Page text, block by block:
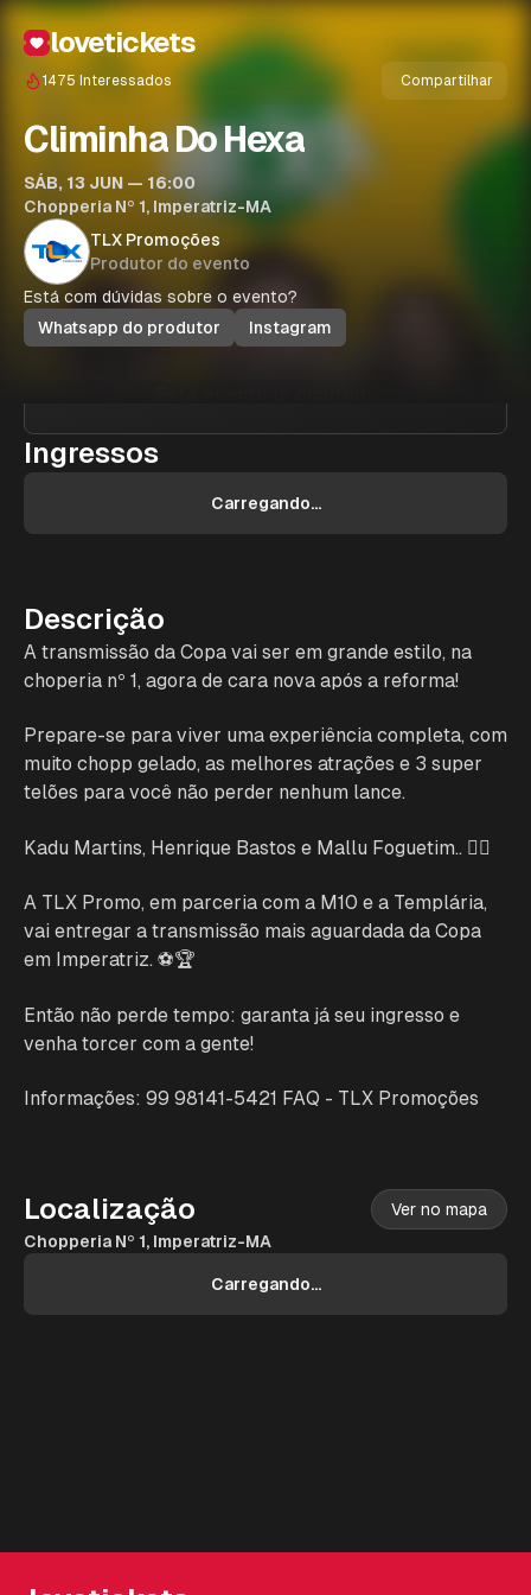
lovetickets
Climinha Do Hexa
SÁB, 13 JUN — 16:00
Chopperia Nº 1, Imperatriz-MA
TLX Promoções
Produtor do evento
Está com dúvidas sobre o evento?
Whatsapp do produtor
Instagram
1475 Interessados Compartilhar
Ingressos
Carregando...
Descrição
A transmissão da Copa vai ser em grande estilo, na
choperia nº 1, agora de cara nova após a reforma!
Prepare-se para viver uma experiência completa, com
muito chopp gelado, as melhores atrações e 3 super
telões para você não perder nenhum lance.
Kadu Martins, Henrique Bastos e Mallu Foguetim.. 😮‍💨
A TLX Promo, em parceria com a M10 e a Templária,
vai entregar a transmissão mais aguardada da Copa
em Imperatriz. ⚽🏆
Então não perde tempo: garanta já seu ingresso e
venha torcer com a gente!
Informações: 99 98141-5421 FAQ - TLX Promoções
Localização
Ver no mapa
Chopperia Nº 1, Imperatriz-MA
Carregando...